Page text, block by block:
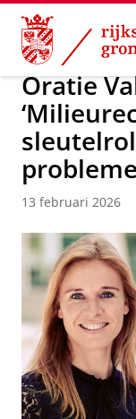
Skip
Content
Skip
Navigation
Over ons
Oratie
13 februari 2026